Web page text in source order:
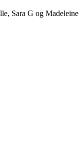
Sara G og Madeleine